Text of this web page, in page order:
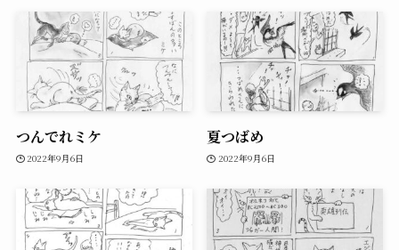
つんでれミケ
2022年9月6日
夏つばめ
2022年9月6日